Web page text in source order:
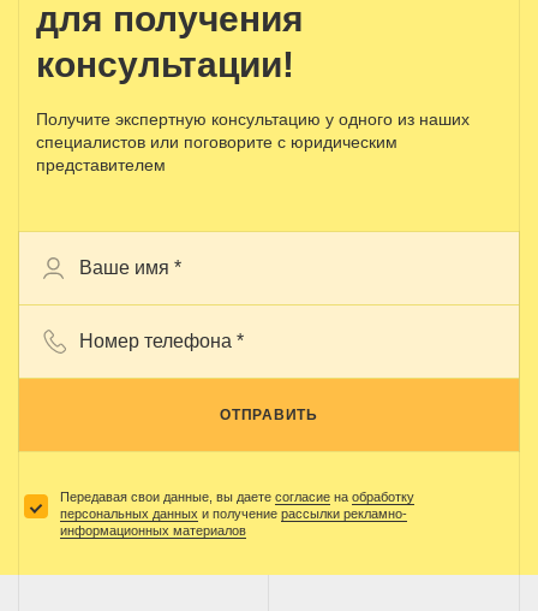
для получения
консультации!
Получите экспертную консультацию у одного из наших
специалистов или поговорите с юридическим
представителем
ОТПРАВИТЬ
Передавая свои данные, вы даете согласие на обработку
персональных данных и получение рассылки рекламно-
информационных материалов